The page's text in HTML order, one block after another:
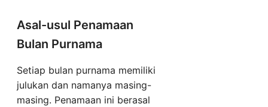
Asal-usul Penamaan
Bulan Purnama
Setiap bulan purnama memiliki
julukan dan namanya masing-
masing. Penamaan ini berasal